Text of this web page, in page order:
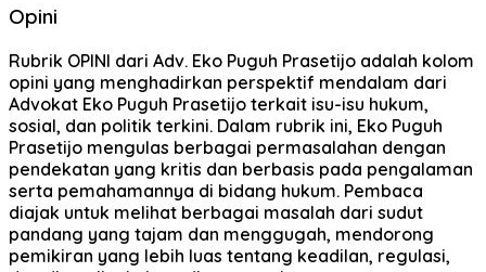
Opini
Rubrik OPINI dari Adv. Eko Puguh Prasetijo adalah kolom
opini yang menghadirkan perspektif mendalam dari
Advokat Eko Puguh Prasetijo terkait isu-isu hukum,
sosial, dan politik terkini. Dalam rubrik ini, Eko Puguh
Prasetijo mengulas berbagai permasalahan dengan
pendekatan yang kritis dan berbasis pada pengalaman
serta pemahamannya di bidang hukum. Pembaca
diajak untuk melihat berbagai masalah dari sudut
pandang yang tajam dan menggugah, mendorong
pemikiran yang lebih luas tentang keadilan, regulasi,